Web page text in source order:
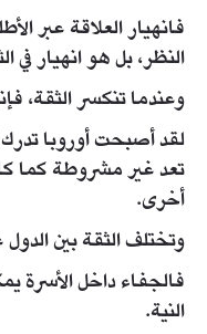
فانهيار العلاقة عبر
النظر، بل هو انهيار في
وعندما تنكسر الثقة،
لقد أصبحت أوروبا تدرك
تعد غير مشروطة كما
أخرى.
وتختلف الثقة بين الدول
فالجفاء داخل الأسرة
النية.